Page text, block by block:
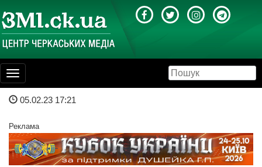
Toggle
navigation
05.02.23 17:21
Реклама